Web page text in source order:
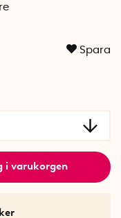
Spara
i varukorgen